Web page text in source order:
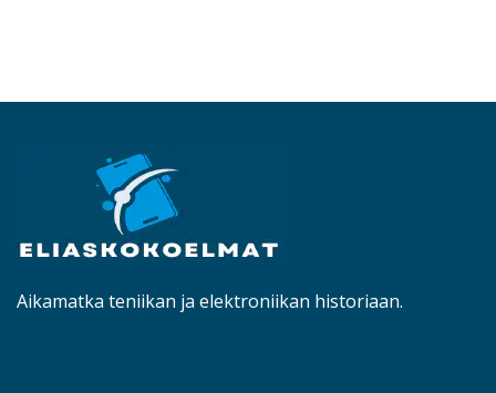
Aikamatka teniikan ja elektroniikan historiaan.